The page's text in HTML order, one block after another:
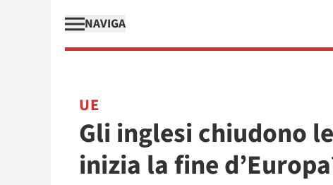
NAVIGA
UE
Gli inglesi chiudono
inizia la fine